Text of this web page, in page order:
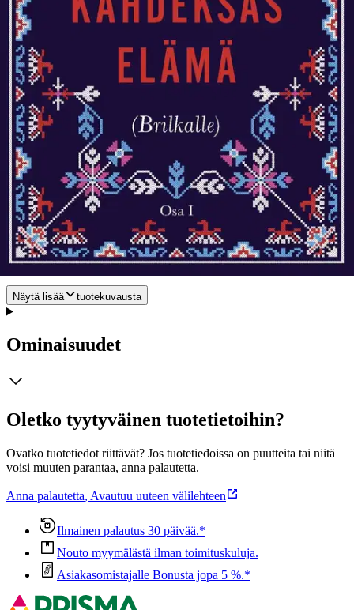
unelmista ja rakkaudesta. Ja suklaasta, joka tuntuu tuovan muassaan
niin hurmiota kuin tuhoa. Kahdeksas elämä julkaistaan suomeksi
kahdessa osassa, joista tämä on ensimmäinen. Romaanin on
suomentanut Raija Nylander. Nino Haratishvili syntyi Georgiassa
vuonna 1983. Hän on palkittu romaani- ja näytelmäkirjailija sekä
teatteriohjaaja. Haratishvili on kirjoittanut sekä saksaksi että
georgiaksi kaksitoistavuotiaasta alkaen. Hän asuu Hampurissa ja
tuntee olevansa kotonaan kahdessa eri maailmassa. ”Ilmiömäinen!” -
Frankfurter Allgemeine ”Unohtumaton rakkauskirje Georgialle ja
Kaukasukselle, eletyille ja tuleville elämille ja kirjallisuudelle
itselleen.” - The Economist ”Kahdeksas elämä on paljon enemmän
kuin sukutarina: se on oodi, valitusvirsi, monumentti.” - The Times
”Suosittelen, että suljette puhelimet, vedätte verhot ikkunoiden eteen
ja katoatte Kahdeksannen elämän maailmaan.” - Sydsvenskan
”Sydäntäsärkevä, toiveikas ja vastustamattoman mukaansatempaava
eeppinen romaani. Uskomaton virstanpylväs.” - The Guardian
”Nino Haratishvili on yksi saksalaisen nykykirjallisuuden
merkittävimpiä tekijöitä.” - Die Zeit ”Vuoden romaani.” - Der
Spiegel
Näytä lisää tuotekuvausta
Ominaisuudet
Oletko tyytyväinen tuotetietoihin?
Ovatko tuotetiedot riittävät? Jos tuotetiedoissa on puutteita tai niitä
voisi muuten parantaa, anna palautetta.
Anna palautetta, Avautuu uuteen välilehteen
Ilmainen palautus 30 päivää.*
Nouto myymälästä ilman toimituskuluja.
Asiakasomistajalle Bonusta jopa 5 %.*